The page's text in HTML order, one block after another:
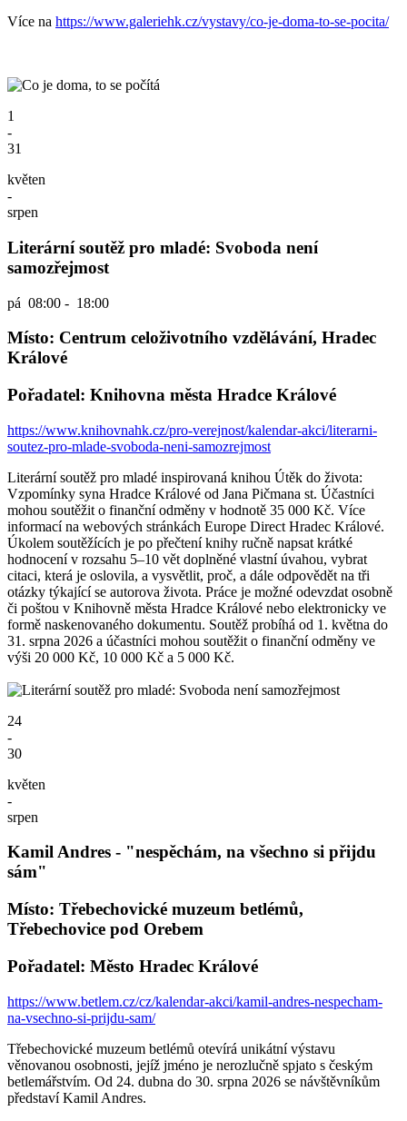
Více na https://www.galeriehk.cz/vystavy/co-je-doma-to-se-pocita/
1
-
31
květen
-
srpen
Literární soutěž pro mladé: Svoboda není
samozřejmost
pá 08:00 - 18:00
Místo: Centrum celoživotního vzdělávání, Hradec
Králové
Pořadatel: Knihovna města Hradce Králové
https://www.knihovnahk.cz/pro-verejnost/kalendar-akci/literarni-
soutez-pro-mlade-svoboda-neni-samozrejmost
Literární soutěž pro mladé inspirovaná knihou Útěk do života:
Vzpomínky syna Hradce Králové od Jana Pičmana st. Účastníci
mohou soutěžit o finanční odměny v hodnotě 35 000 Kč. Více
informací na webových stránkách Europe Direct Hradec Králové.
Úkolem soutěžících je po přečtení knihy ručně napsat krátké
hodnocení v rozsahu 5–10 vět doplněné vlastní úvahou, vybrat
citaci, která je oslovila, a vysvětlit, proč, a dále odpovědět na tři
otázky týkající se autorova života. Práce je možné odevzdat osobně
či poštou v Knihovně města Hradce Králové nebo elektronicky ve
formě naskenovaného dokumentu. Soutěž probíhá od 1. května do
31. srpna 2026 a účastníci mohou soutěžit o finanční odměny ve
výši 20 000 Kč, 10 000 Kč a 5 000 Kč.
24
-
30
květen
-
srpen
Kamil Andres - "nespěchám, na všechno si přijdu
sám"
Místo: Třebechovické muzeum betlémů,
Třebechovice pod Orebem
Pořadatel: Město Hradec Králové
https://www.betlem.cz/cz/kalendar-akci/kamil-andres-nespecham-
na-vsechno-si-prijdu-sam/
Třebechovické muzeum betlémů otevírá unikátní výstavu
věnovanou osobnosti, jejíž jméno je nerozlučně spjato s českým
betlemářstvím. Od 24. dubna do 30. srpna 2026 se návštěvníkům
představí Kamil Andres.